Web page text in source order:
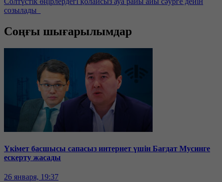
созылады
Соңғы шығарылымдар
Үкімет басшысы сапасыз интернет үшін Бағдат Мусинге
ескерту жасады
26 января, 19:37